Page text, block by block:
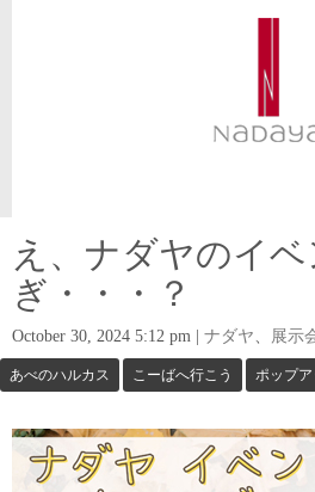
え、ナダヤのイ
ぎ・・・？
October 30, 2024 5:12 pm ナダヤ 展示
あべのハルカス こーばへ行こう ポップ